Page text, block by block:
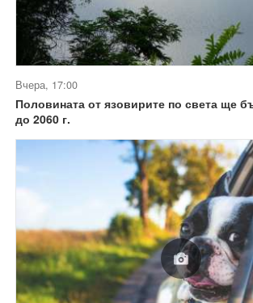
Вчера, 17:00
Половината от язовирите по света ще
до 2060 г.